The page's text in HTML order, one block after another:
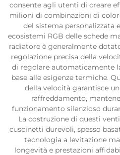
consente agli utenti di creare
milioni di combinazioni di
del sistema personalizzata
ecosistemi RGB delle schede
radiatore è generalmente
regolazione precisa della
di regolare automaticamente
base alle esigenze termiche.
della velocità garantisce
raffreddamento,
funzionamento silenzioso
La costruzione di questi
cuscinetti durevoli, spesso
tecnologia a levitazione
longevità e prestazioni